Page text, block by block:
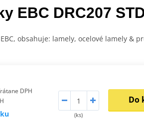
EBC DRC207
obsahuje: lamely, ocelové lamely &
DPH
(ks)
Do